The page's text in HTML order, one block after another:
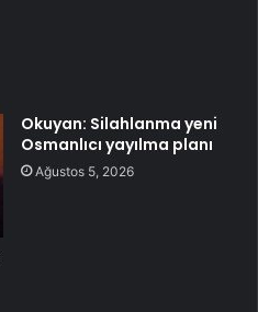
Okuyan: Silahlanma yeni
Osmanlıcı yayılma planı
Ağustos 5, 2026